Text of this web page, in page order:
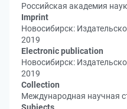
Российская академия
Imprint
Новосибирск:
2019
Electronic publication
Новосибирск:
2019
Collection
Международная научная